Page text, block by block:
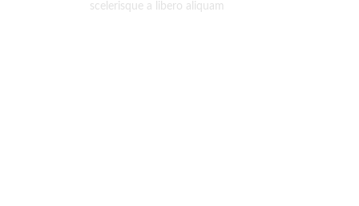
scelerisque a libero aliquam